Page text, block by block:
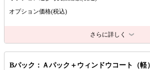
オプション価格(税込)
さらに詳しく
Bパック：Ａパック＋ウィンドウコート（軽）